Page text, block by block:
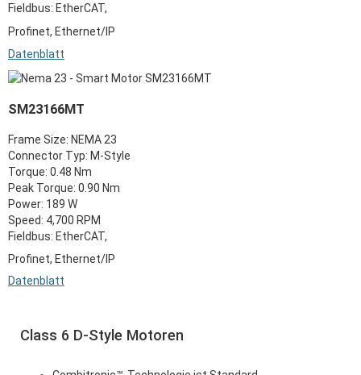
Fieldbus: EtherCAT,
Profinet, Ethernet/IP
Datenblatt
SM23166MT
Frame Size: NEMA 23
Connector Typ: M-Style
Torque: 0.48 Nm
Peak Torque: 0.90 Nm
Power: 189 W
Speed: 4,700 RPM
Fieldbus: EtherCAT,
Profinet, Ethernet/IP
Datenblatt
Class 6 D-Style Motoren